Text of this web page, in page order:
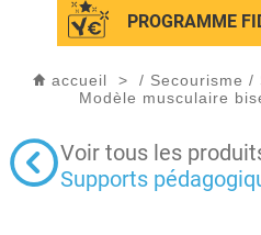
PROGRAMME
accueil > / Secourisme /
Modèle musculaire
Voir tous les
Supports